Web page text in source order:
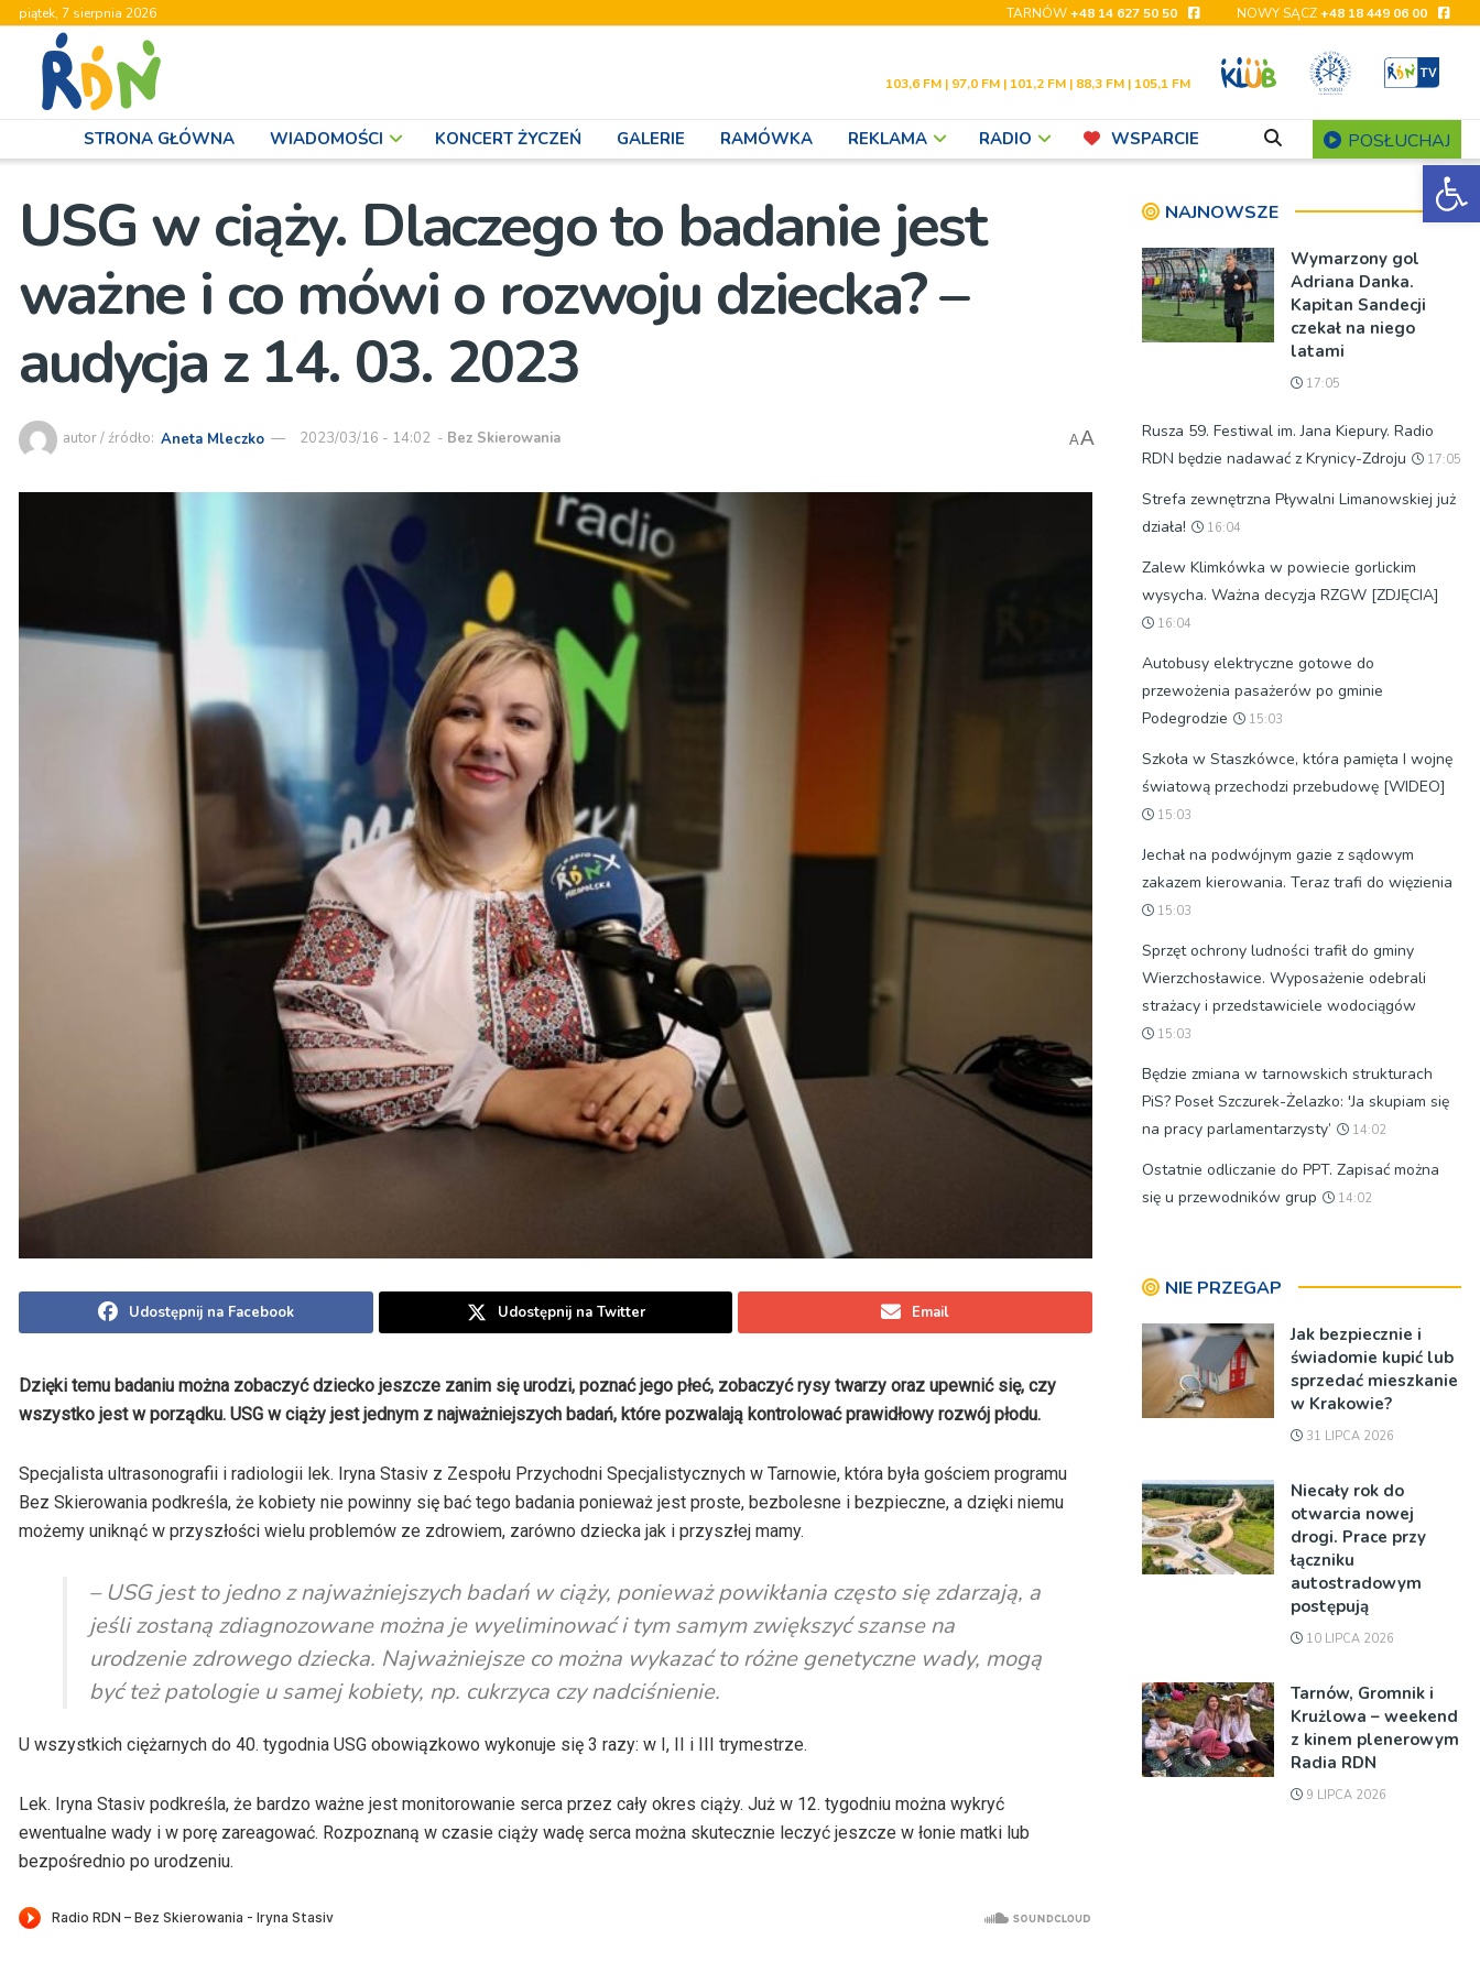
piątek, 7 sierpnia 2026 TARNÓW+48 14 627 50 50 NOWY SĄCZ+48 18 449 06 00
103,6 FM | 97,0 FM | 101,2 FM | 88,3 FM | 105,1 FM
STRONA GŁÓWNA WIADOMOŚCI KONCERT ŻYCZEŃ GALERIE RAMÓWKA REKLAMA RADIO WSPARCIE POSŁUCHAJ
USG w ciąży. Dlaczego to badanie jest
ważne i co mówi o rozwoju dziecka? –
audycja z 14. 03. 2023
autor / źródło: Aneta Mleczko 2023/03/16 - 14:02 - Bez Skierowania AA
Udostępnij na Facebook Udostępnij na Twitter Email
Dzięki temu badaniu można zobaczyć dziecko jeszcze zanim się urodzi, poznać jego płeć, zobaczyć rysy twarzy oraz upewnić się, czy
wszystko jest w porządku. USG w ciąży jest jednym z najważniejszych badań, które pozwalają kontrolować prawidłowy rozwój płodu.
Specjalista ultrasonografii i radiologii lek. Iryna Stasiv z Zespołu Przychodni Specjalistycznych w Tarnowie, która była gościem programu
Bez Skierowania podkreśla, że kobiety nie powinny się bać tego badania ponieważ jest proste, bezbolesne i bezpieczne, a dzięki niemu
możemy uniknąć w przyszłości wielu problemów ze zdrowiem, zarówno dziecka jak i przyszłej mamy.
– USG jest to jedno z najważniejszych badań w ciąży, ponieważ powikłania często się zdarzają, a
jeśli zostaną zdiagnozowane można je wyeliminować i tym samym zwiększyć szanse na
urodzenie zdrowego dziecka. Najważniejsze co można wykazać to różne genetyczne wady, mogą
być też patologie u samej kobiety, np. cukrzyca czy nadciśnienie.
U wszystkich ciężarnych do 40. tygodnia USG obowiązkowo wykonuje się 3 razy: w I, II i III trymestrze.
Lek. Iryna Stasiv podkreśla, że bardzo ważne jest monitorowanie serca przez cały okres ciąży. Już w 12. tygodniu można wykryć
ewentualne wady i w porę zareagować. Rozpoznaną w czasie ciąży wadę serca można skutecznie leczyć jeszcze w łonie matki lub
bezpośrednio po urodzeniu.
NAJNOWSZE
Wymarzony gol
Adriana Danka.
Kapitan Sandecji
czekał na niego
latami
17:05
Rusza 59. Festiwal im. Jana Kiepury. Radio
RDN będzie nadawać z Krynicy-Zdroju
17:05
Strefa zewnętrzna Pływalni Limanowskiej już
działa!
16:04
Zalew Klimkówka w powiecie gorlickim
wysycha. Ważna decyzja RZGW [ZDJĘCIA]
16:04
Autobusy elektryczne gotowe do
przewożenia pasażerów po gminie
Podegrodzie
15:03
Szkoła w Staszkówce, która pamięta I wojnę
światową przechodzi przebudowę [WIDEO]
15:03
Jechał na podwójnym gazie z sądowym
zakazem kierowania. Teraz trafi do więzienia
15:03
Sprzęt ochrony ludności trafił do gminy
Wierzchosławice. Wyposażenie odebrali
strażacy i przedstawiciele wodociągów
15:03
Będzie zmiana w tarnowskich strukturach
PiS? Poseł Szczurek-Żelazko: 'Ja skupiam się
na pracy parlamentarzysty’
14:02
Ostatnie odliczanie do PPT. Zapisać można
się u przewodników grup
14:02
NIE PRZEGAP
Jak bezpiecznie i
świadomie kupić lub
sprzedać mieszkanie
w Krakowie?
31 LIPCA 2026
Niecały rok do
otwarcia nowej
drogi. Prace przy
łączniku
autostradowym
postępują
10 LIPCA 2026
Tarnów, Gromnik i
Krużlowa – weekend
z kinem plenerowym
Radia RDN
9 LIPCA 2026